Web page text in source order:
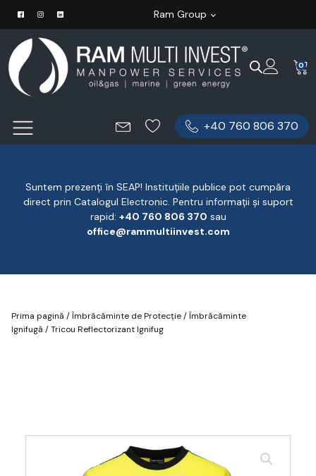
Ram Group
0
+40 760 806 370
Suntem prezenți în SEAP! Instituțiile publice pot cumpăra
direct prin Catalogul Electronic. Pentru informații și suport
rapid: ‪+40 760 806 370 ‬ sau
office@rammultiinvest.com
Prima pagină /Îmbrăcăminte de Protecție/Îmbrăcăminte
Ignifugă / Tricou Reflectorizant Ignifug